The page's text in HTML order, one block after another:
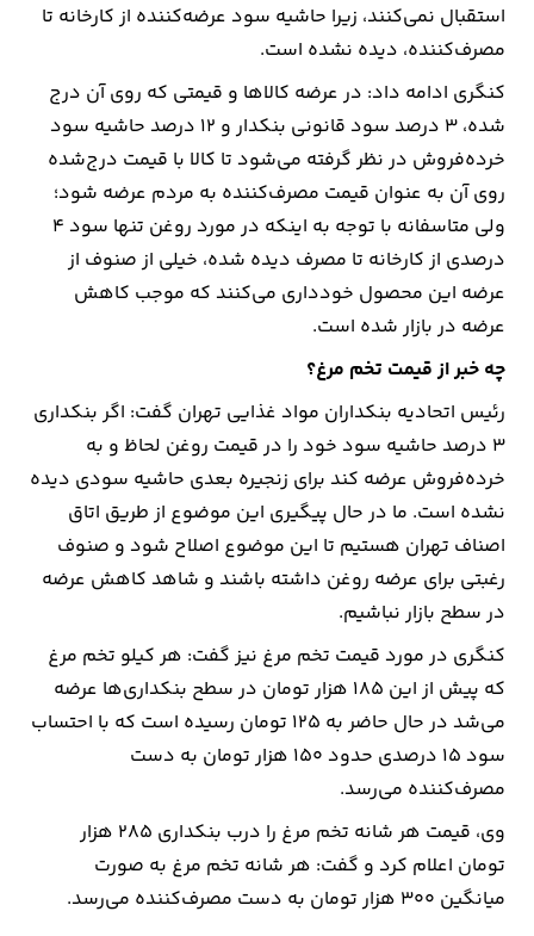
استقبال نمی‌کنند، زیرا حاشیه سود عرضه‌کننده از کارخانه تا
مصرف‌کننده، دیده نشده است.
کنگری ادامه داد: در عرضه کالا‌ها و قیمتی که روی آن درج
شده، ۳ درصد سود قانونی بنکدار و ۱۲ درصد حاشیه سود
خرده‌فروش در نظر گرفته می‌شود تا کالا با قیمت درج‌شده
روی آن به عنوان قیمت مصرف‌کننده به مردم عرضه شود؛
ولی متاسفانه با توجه به اینکه در مورد روغن تنها سود ۴
درصدی از کارخانه تا مصرف دیده شده، خیلی از صنوف از
عرضه این محصول خودداری می‌کنند که موجب کاهش
عرضه در بازار شده است.
چه خبر از قیمت تخم مرغ؟
رئیس اتحادیه بنکداران مواد غذایی تهران گفت: اگر بنکداری
۳ درصد حاشیه سود خود را در قیمت روغن لحاظ و به
خرده‌فروش عرضه کند برای زنجیره بعدی حاشیه سودی دیده
نشده است. ما در حال پیگیری این موضوع از طریق اتاق
اصناف تهران هستیم تا این موضوع اصلاح شود و صنوف
رغبتی برای عرضه روغن داشته باشند و شاهد کاهش عرضه
در سطح بازار نباشیم.
کنگری در مورد قیمت تخم مرغ نیز گفت: هر کیلو تخم مرغ
که پیش از این ۱۸۵ هزار تومان در سطح بنکداری‌ها عرضه
می‌شد در حال حاضر به ۱۲۵ تومان رسیده است که با احتساب
سود ۱۵ درصدی حدود ۱۵۰ هزار تومان به دست
مصرف‌کننده می‌رسد.
وی، قیمت هر شانه تخم مرغ را درب بنکداری ۲۸۵ هزار
تومان اعلام کرد و گفت: هر شانه تخم مرغ به صورت
میانگین ۳۰۰ هزار تومان به دست مصرف‌کننده می‌رسد.